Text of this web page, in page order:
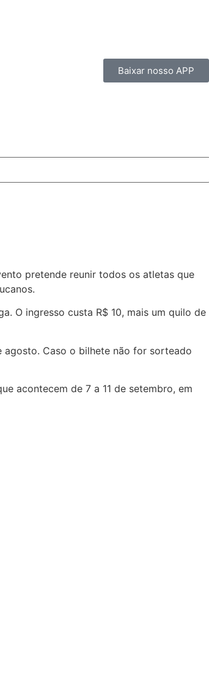
Baixar nosso APP
pretende reunir todos os atletas que
O ingresso custa R$ 10, mais um quilo de
agosto. Caso o bilhete não for sorteado
acontecem de 7 a 11 de setembro, em